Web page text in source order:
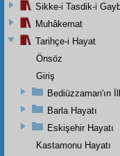
Sikke-i Tasdik-i
Muhâkemat
Tarihçe-i Hayat
Önsöz
Giriş
Bediüzzaman'ın
Barla Hayatı
Eskişehir Hayatı
Kastamonu Hayatı